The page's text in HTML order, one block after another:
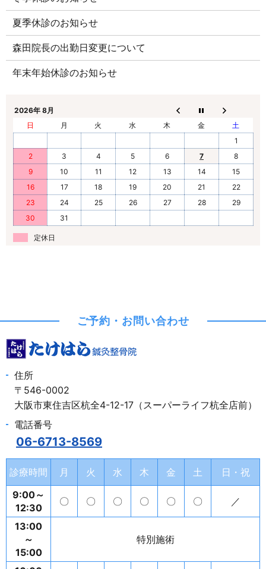
夏季休診のお知らせ
森田院長の出勤日変更について
年末年始休診のお知らせ
2026年 8月
日
月 火 水 木 金
土
1
2
3 4 5 6 7
8
9
10 11 12 13 14
15
16
17 18 19 20 21
22
23
24 25 26 27 28
29
30
31
定休日
ご予約・お問い合わせ
住所
〒546-0002
大阪市東住吉区杭全4-12-17（スーパーライフ杭全店前）
電話番号
06-6713-8569
診療時間 月 火 水 木 金 土
日・祝
9:00～
12:30
〇 〇 〇 〇 〇 〇 ／
13:00
～
15:00
特別施術